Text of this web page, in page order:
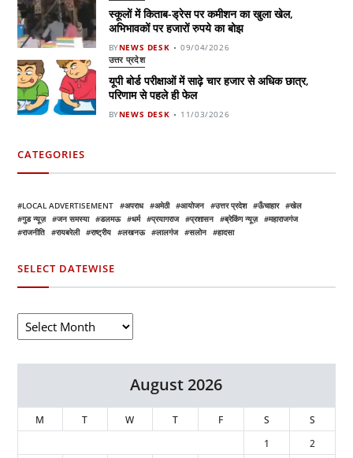
स्कूलों में किताब-ड्रेस पर कमीशन का खुला खेल,
अभिभावकों पर हजारों रुपये का बोझ
BYNEWS DESK 09/04/2026
उत्तर प्रदेश
यूपी बोर्ड परीक्षाओं में साढ़े चार हजार से अधिक छात्र,
परिणाम से पहले ही फेल
BYNEWS DESK 11/03/2026
CATEGORIES
LOCAL ADVERTISEMENT अपराध अमेठी आयोजन उत्तर प्रदेश ऊँचाहार
खेल
गुड न्यूज़
जन समस्या डलमऊ धर्म प्रयागराज प्रशासन ब्रेकिंग न्यूज़
महाराजगंज
राजनीति
रायबरेली राष्ट्रीय लखनऊ लालगंज सलोन हादसा
SELECT DATEWISE
August 2026
M T W T F S
S
1
2